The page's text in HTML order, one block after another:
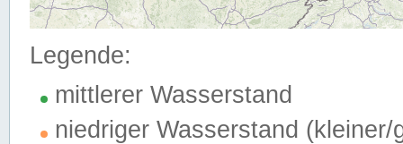
Legende:
mittlerer Wasserstand
niedriger Wasserstand (kleiner/